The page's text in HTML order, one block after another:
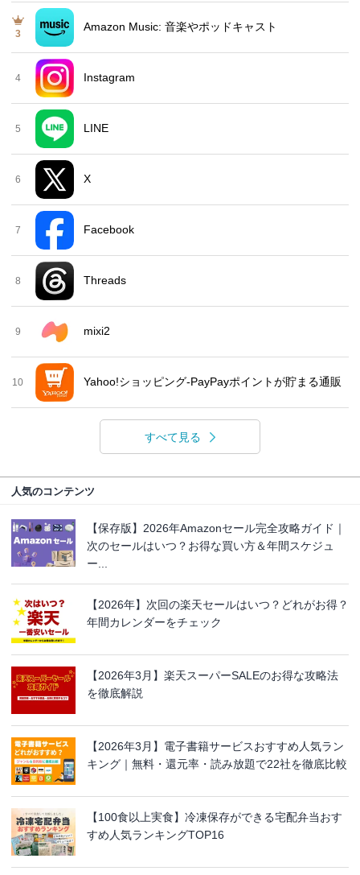
3
Amazon Music: 音楽やポッドキャスト
4 Instagram
5 LINE
6 X
7 Facebook
8 Threads
9 mixi2
10 Yahoo!ショッピング-PayPayポイントが貯まる通販
すべて見る
人気のコンテンツ
【保存版】2026年Amazonセール完全攻略ガイド｜
次のセールはいつ？お得な買い方＆年間スケジュ
ー...
【2026年】次回の楽天セールはいつ？どれがお得？
年間カレンダーをチェック
【2026年3月】楽天スーパーSALEのお得な攻略法
を徹底解説
【2026年3月】電子書籍サービスおすすめ人気ラン
キング｜無料・還元率・読み放題で22社を徹底比較
【100食以上実食】冷凍保存ができる宅配弁当おす
すめ人気ランキングTOP16